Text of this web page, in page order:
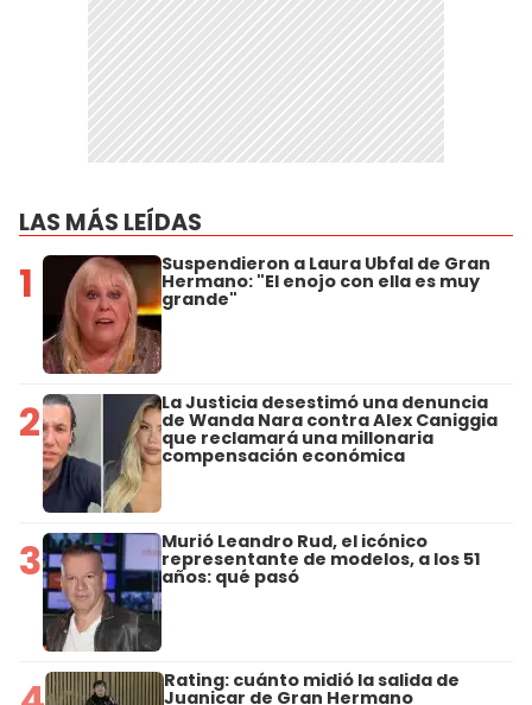
LAS MÁS LEÍDAS
1 Suspendieron a Laura Ubfal de Gran
Hermano: "El enojo con ella es muy
grande"
2 La Justicia desestimó una denuncia
de Wanda Nara contra Alex Caniggia
que reclamará una millonaria
compensación económica
3 Murió Leandro Rud, el icónico
representante de modelos, a los 51
años: qué pasó
Rating: cuánto midió la salida de
Juanicar de Gran Hermano